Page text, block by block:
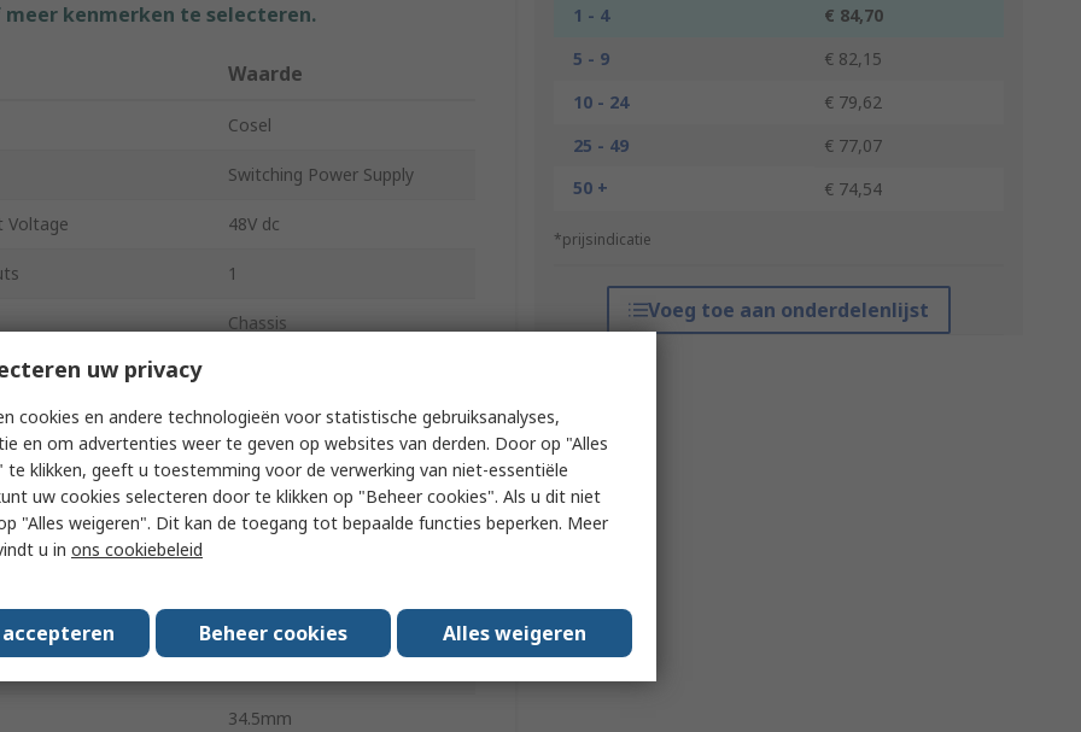
1 - 4
€ 84,70
5 - 9
€ 82,15
10 - 24
€ 79,62
25 - 49
€ 77,07
50 +
€ 74,54
*prijsindicatie
Voeg toe aan onderdelenlijst
kenmerken te selecteren.
Waarde
Cosel
Switching Power Supply
Voltage 48V dc
1
Chassis
Temperature -10°C
1.1A
Temperature 71°C
34.5mm
uw privacy
cookies en andere technologieën voor statistische gebruiksanalyses,
en om advertenties weer te geven op websites van derden. Door op "Alles
te klikken, geeft u toestemming voor de verwerking van niet-essentiële
uw cookies selecteren door te klikken op "Beheer cookies". Als u dit niet
"Alles weigeren". Dit kan de toegang tot bepaalde functies beperken. Meer
u in ons cookiebeleid
Beheer cookies Alles weigeren